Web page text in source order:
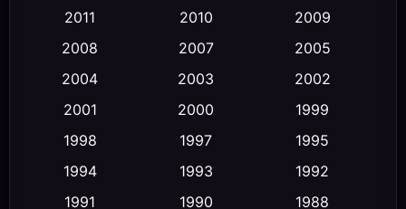
Conspiracy
Crime อาชญากรรม (355)
Culture (23)
2011
2010
2009
2008
2007
2005
2004
2003
2002
2001
2000
1999
1998
1997
1995
1994
1993
1992
1991
1990
1988